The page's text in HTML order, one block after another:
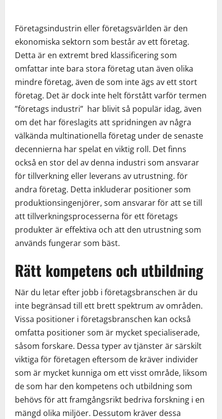
Företagsindustrin eller företagsvärlden är den
ekonomiska sektorn som består av ett företag.
Detta är en extremt bred klassificering som
omfattar inte bara stora företag utan även olika
mindre företag, även de som inte ägs av ett stort
företag. Det är dock inte helt förstått varför termen
”företags industri” har blivit så populär idag, även
om det har föreslagits att spridningen av några
välkända multinationella företag under de senaste
decennierna har spelat en viktig roll. Det finns
också en stor del av denna industri som ansvarar
för tillverkning eller leverans av utrustning. för
andra företag. Detta inkluderar positioner som
produktionsingenjörer, som ansvarar för att se till
att tillverkningsprocesserna för ett företags
produkter är effektiva och att den utrustning som
används fungerar som bäst.
Rätt kompetens och utbildning
När du letar efter jobb i företagsbranschen är du
inte begränsad till ett brett spektrum av områden.
Vissa positioner i företagsbranschen kan också
omfatta positioner som är mycket specialiserade,
såsom forskare. Dessa typer av tjänster är särskilt
viktiga för företagen eftersom de kräver individer
som är mycket kunniga om ett visst område, liksom
de som har den kompetens och utbildning som
behövs för att framgångsrikt bedriva forskning i en
mängd olika miljöer. Dessutom kräver dessa